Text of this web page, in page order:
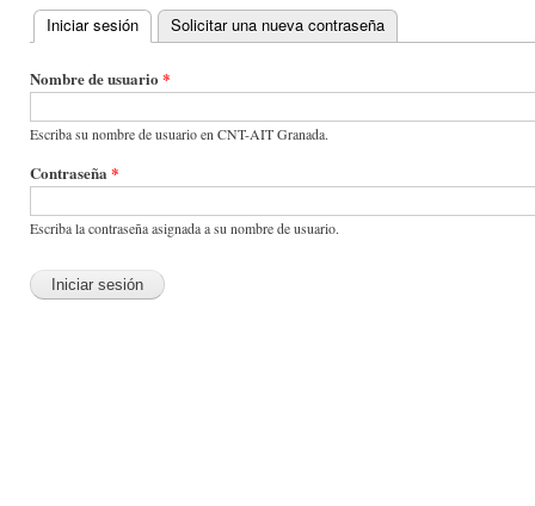
Solapas principales
Iniciar sesión (solapa activa)
Solicitar una nueva contraseña
Nombre de usuario *
Escriba su nombre de usuario en CNT-AIT Granada.
Contraseña *
Escriba la contraseña asignada a su nombre de usuario.